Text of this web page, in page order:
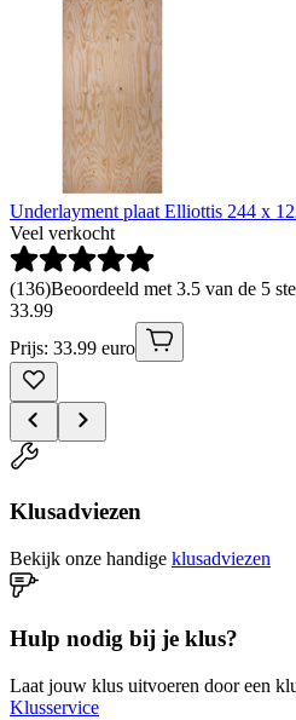
Underlayment plaat Elliottis 244 x
Veel verkocht
(136)Beoordeeld met 3.5 van de 5
33.99
Prijs: 33.99 euro
Klusadviezen
Bekijk onze handige klusadviezen
Hulp nodig bij je klus?
Laat jouw klus uitvoeren door een
Klusservice